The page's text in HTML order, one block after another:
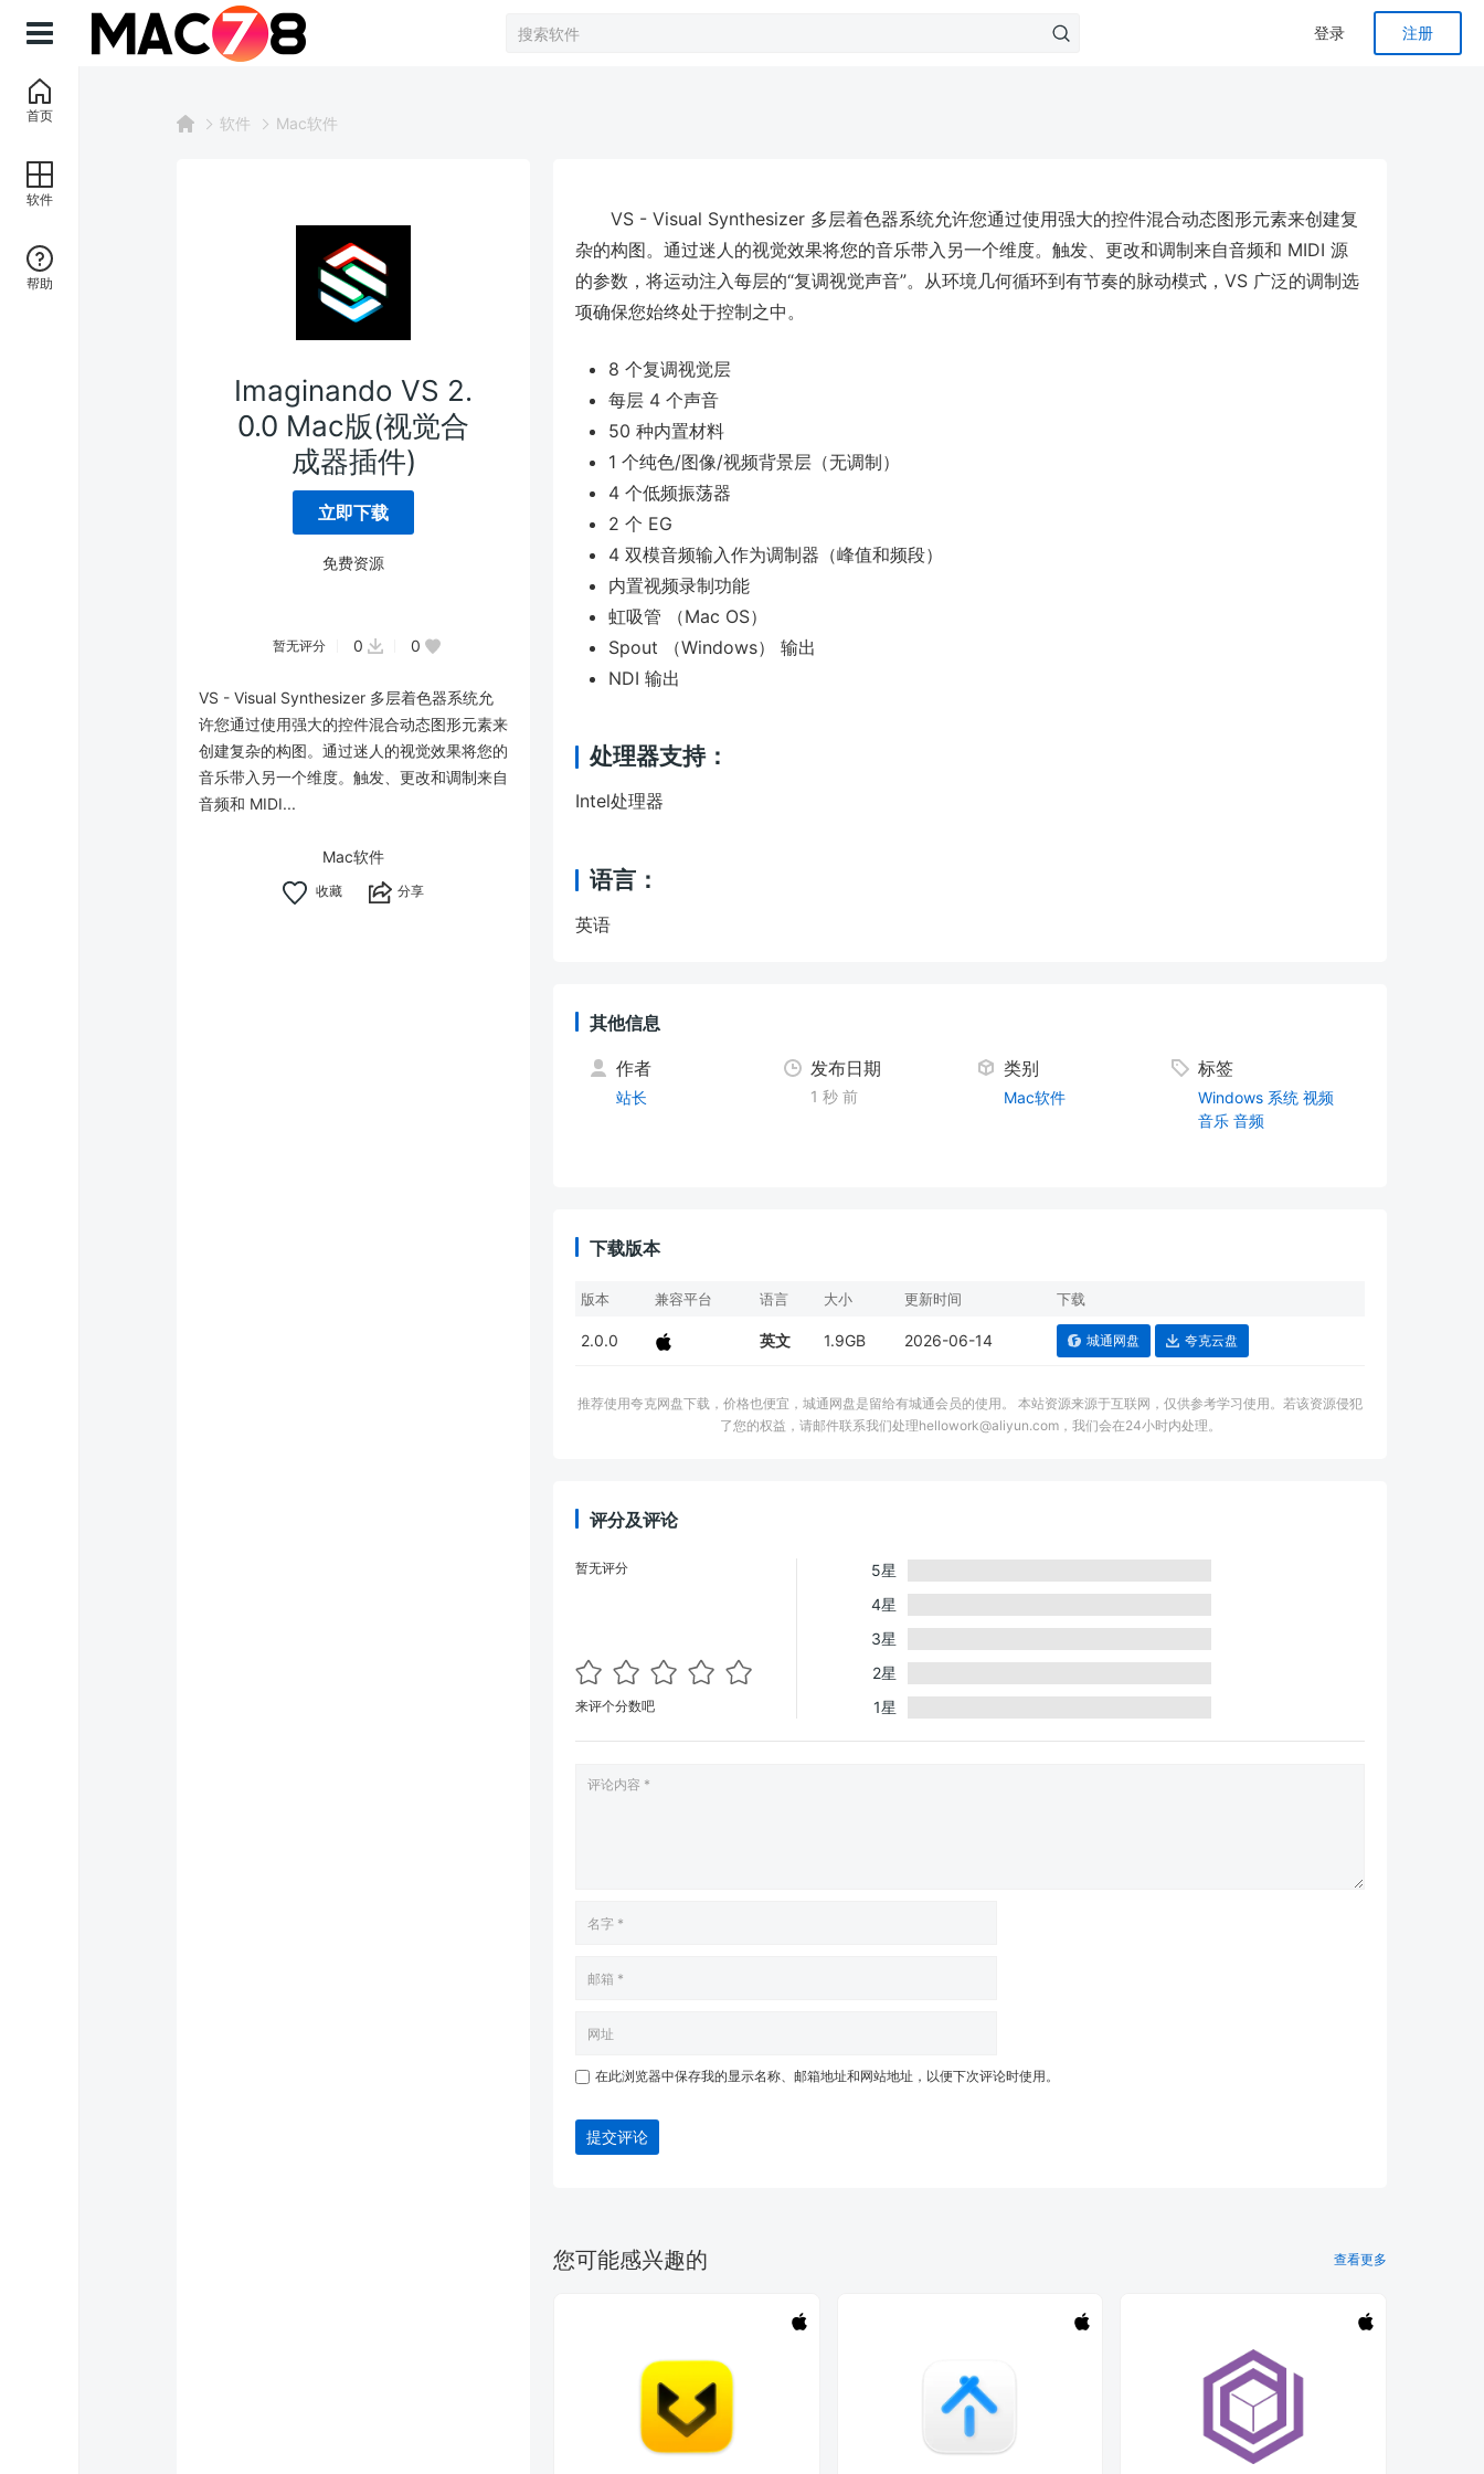
登录 注册
软件 Mac软件
Imaginando VS 2.
0.0 Mac版(视觉合
成器插件)
立即下载
免费资源
暂无评分 0 0
VS - Visual Synthesizer 多层着色器系统允
许您通过使用强大的控件混合动态图形元素来
创建复杂的构图。通过迷人的视觉效果将您的
音乐带入另一个维度。触发、更改和调制来自
音频和 MIDI...
Mac软件
分享
VS - Visual Synthesizer 多层着色器系统允许您通过使用强大的控件混合动态图形元素来创建复
杂的构图。通过迷人的视觉效果将您的音乐带入另一个维度。触发、更改和调制来自音频和 MIDI 源
的参数，将运动注入每层的“复调视觉声音”。从环境几何循环到有节奏的脉动模式，VS 广泛的调制选
项确保您始终处于控制之中。
8 个复调视觉层
每层 4 个声音
50 种内置材料
1 个纯色/图像/视频背景层（无调制）
4 个低频振荡器
2 个 EG
4 双模音频输入作为调制器（峰值和频段）
内置视频录制功能
虹吸管 （Mac OS）
Spout （Windows） 输出
NDI 输出
处理器支持：
Intel处理器
语言：
英语
其他信息
作者
站长
发布日期
1 秒 前
类别
Mac软件
标签
Windows 系统 视频
音乐 音频
下载版本
版本 兼容平台 语言 大小 更新时间 下载
2.0.0 英文 1.9GB 2026-06-14 城通网盘 夸克云盘
推荐使用夸克网盘下载，价格也便宜，城通网盘是留给有城通会员的使用。 本站资源来源于互联网，仅供参考学习使用。若该资源侵犯
了您的权益，请邮件联系我们处理hellowork@aliyun.com，我们会在24小时内处理。
评分及评论
暂无评分
来评个分数吧
5星
4星
3星
2星
1星
在此浏览器中保存我的显示名称、邮箱地址和网站地址，以便下次评论时使用。
提交评论
您可能感兴趣的 查看更多
首页
软件
帮助